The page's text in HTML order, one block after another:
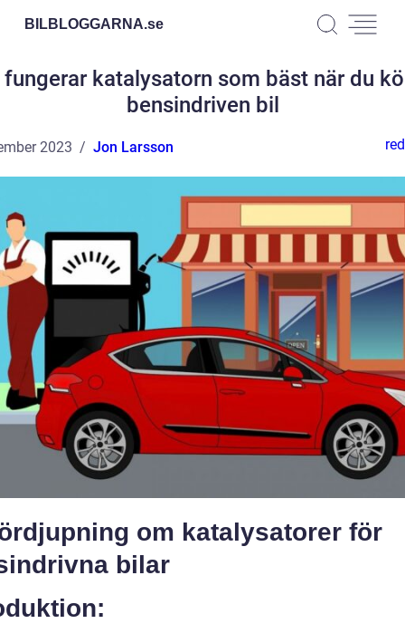
BILBLOGGARNA.se
fungerar katalysatorn som bäst när du
bensindriven bil
2023 Jon Larsson
om katalysatorer för
bilar